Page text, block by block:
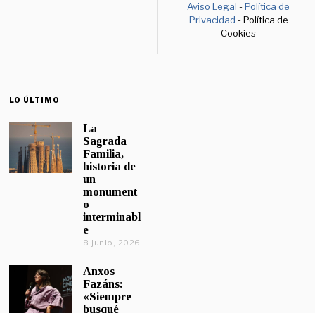
Aviso Legal -Política de
Privacidad - Política de
Cookies
LO ÚLTIMO
La
Sagrada
Familia,
historia de
un
monument
o
interminabl
e
8 junio, 2026
Anxos
Fazáns:
«Siempre
busqué